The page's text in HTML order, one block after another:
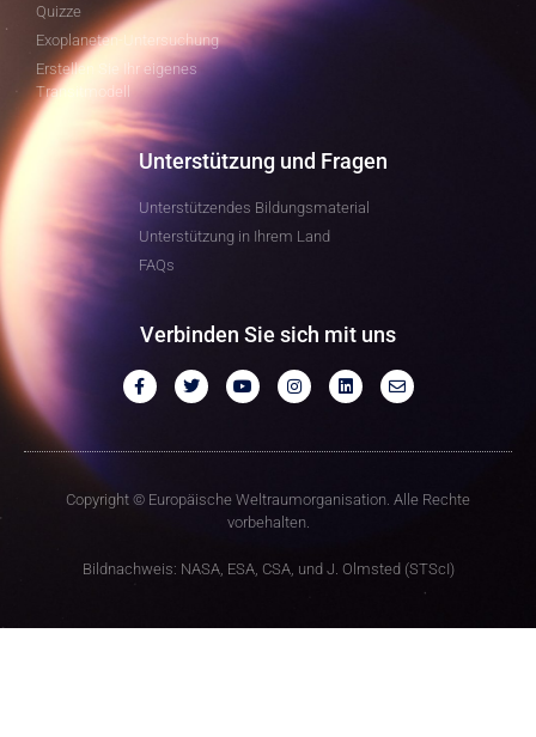
Quizze
Exoplaneten-Untersuchung
Erstellen Sie Ihr eigenes
Transitmodell
Unterstützung und Fragen
Unterstützendes Bildungsmaterial
Unterstützung in Ihrem Land
FAQs
Verbinden Sie sich mit uns
Copyright © Europäische Weltraumorganisation. Alle Rechte
vorbehalten.
Bildnachweis: NASA, ESA, CSA, und J. Olmsted (STScI)